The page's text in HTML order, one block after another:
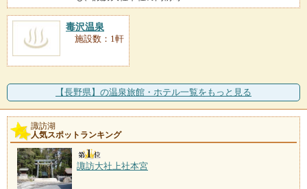
毒沢温泉
施設数：1軒
【長野県】の温泉旅館・ホテル一覧をもっと見る
諏訪湖
人気スポットランキング
諏訪大社上社本宮